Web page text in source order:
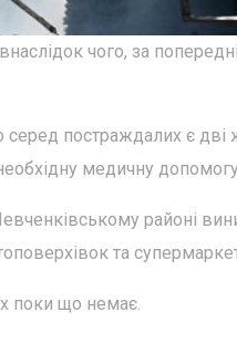
чого, за
серед постраждалих є дві
медичну
районі
та
поки що немає.